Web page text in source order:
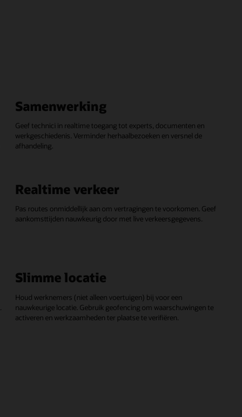
Samenwerking
Geef technici in realtime toegang tot experts, documenten en
werkgeschiedenis. Verminder herhaalbezoeken en versnel de
afhandeling.
Realtime verkeer
Pas routes onmiddellijk aan om vertragingen te voorkomen. Geef
aankomsttijden nauwkeurig door met live verkeersgegevens.
Slimme locatie
Houd werknemers (niet alleen voertuigen) bij voor een
nauwkeurige locatie. Gebruik geofencing om waarschuwingen te
activeren en werkzaamheden ter plaatse te verifiëren.